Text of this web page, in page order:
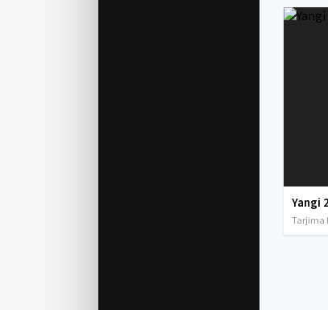
Yangi
Tarjima